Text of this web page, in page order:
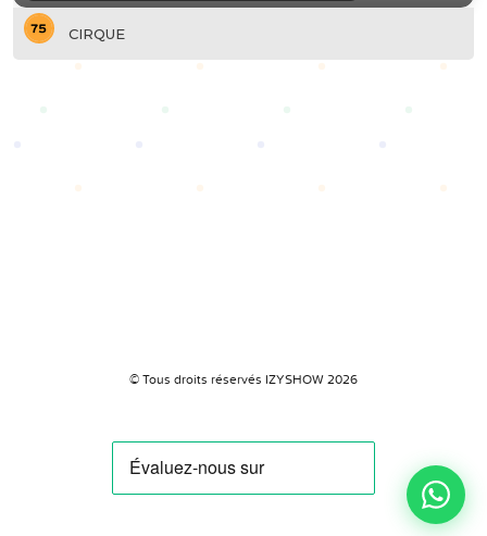
CIRQUE
© Tous droits réservés IZYSHOW 2026